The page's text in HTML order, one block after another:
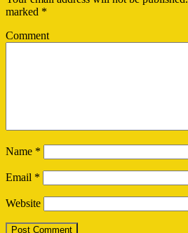
marked *
Comment
Name *
Email *
Website